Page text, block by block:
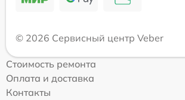
© 2026 Сервисный центр Veber
Стоимость ремонта
Оплата и доставка
Контакты